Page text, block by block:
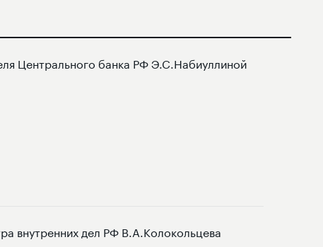
Центрального банка РФ Э.С.Набиуллиной
внутренних дел РФ В.А.Колокольцева